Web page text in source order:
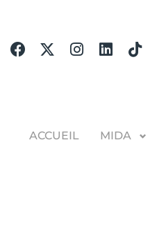
ACCUEIL MIDA